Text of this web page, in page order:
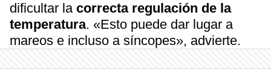
dificultar lacorrecta regulación de la
temperatura. «Esto puede dar lugar a
mareos e incluso a síncopes», advierte.